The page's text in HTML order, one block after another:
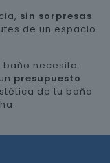
sin sorpresas
de un espacio
necesita.
presupuesto
de tu baño